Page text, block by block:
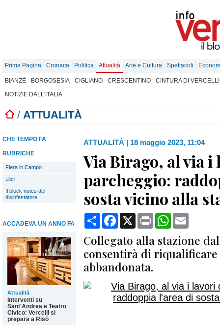
Prima Pagina Cronaca Politica Attualità Arte e Cultura Spettacoli
BIANZÈ BORGOSESIA CIGLIANO CRESCENTINO
CINTURA DI VERCELLI
NOTIZIE DALL'ITALIA
/ ATTUALITÀ
CHE TEMPO FA
RUBRICHE
Fiera in Campo
Libri
Il block notes del
disinfestatore
ACCADEVA UN ANNO FA
Attualità
Interventi su
Sant'Andrea e Teatro
Civico: Vercelli si
prepara a Risò
ATTUALITÀ | 18 maggio 2023, 11:04
Via Birago, al via
parcheggio:
sosta vicino alla
CondividiFacebook
X Print WhatsApp
Collegato alla stazione
consentirà di
abbandonata.